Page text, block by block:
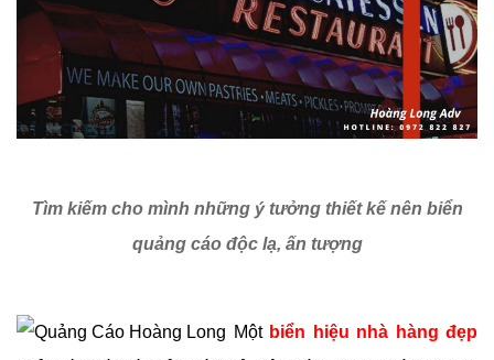
Tìm kiếm cho mình những ý tưởng thiết kế nên biển
quảng cáo độc lạ, ấn tượng
Một biển hiệu nhà hàng đẹp